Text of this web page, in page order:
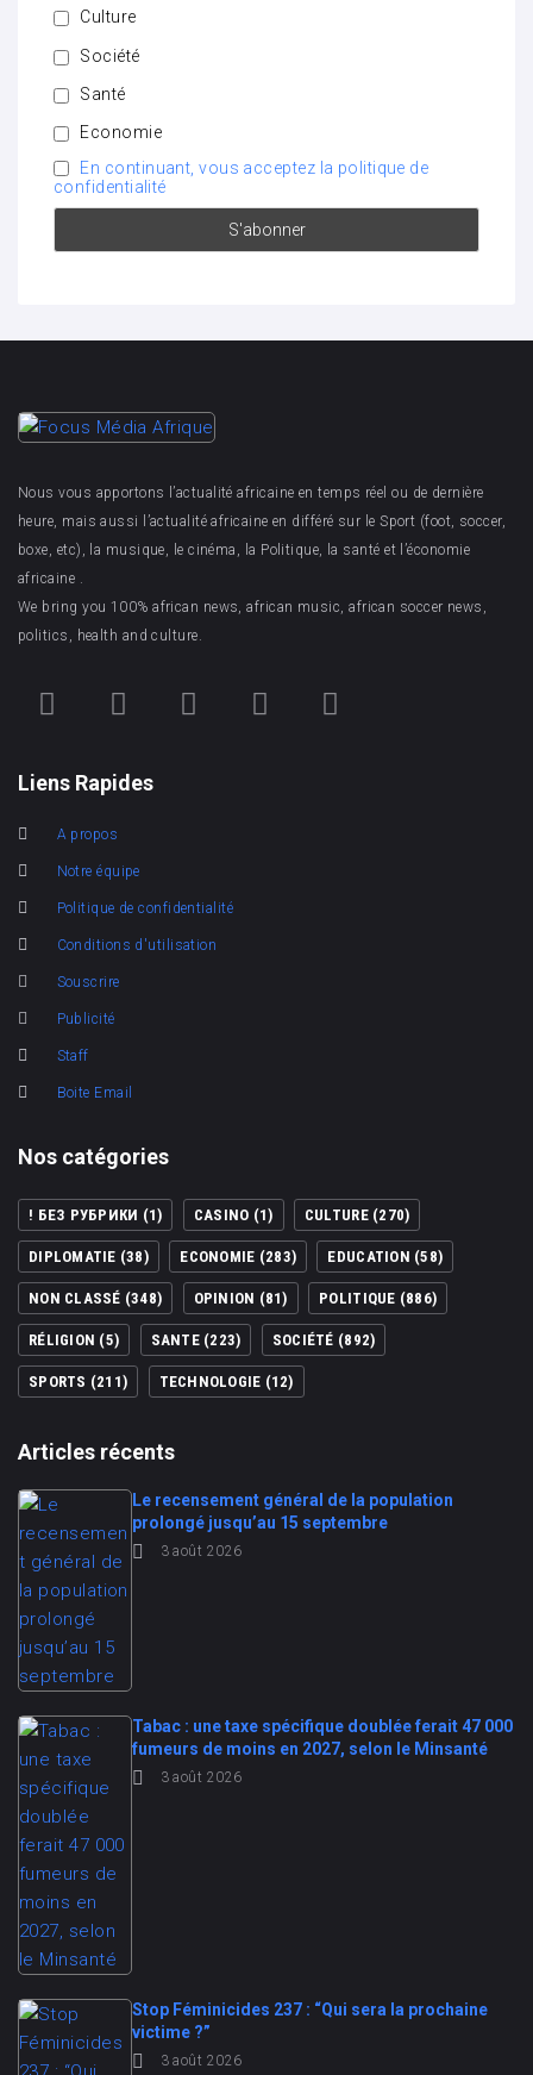
Culture
Société
Santé
Economie
En continuant, vous acceptez la politique de
confidentialité
Nous vous apportons l’actualité africaine en temps réel ou de dernière
heure, mais aussi l’actualité africaine en différé sur le Sport (foot, soccer,
boxe, etc), la musique, le cinéma, la Politique, la santé et l’économie
africaine .
We bring you 100% african news, african music, african soccer news,
politics, health and culture.
Liens Rapides
A propos
Notre équipe
Politique de confidentialité
Conditions d'utilisation
Souscrire
Publicité
Staff
Boite Email
Nos catégories
! БЕЗ РУБРИКИ (1) CASINO (1) CULTURE(270)
DIPLOMATIE (38) ECONOMIE (283) EDUCATION (58)
NON CLASSÉ (348) OPINION (81) POLITIQUE (886)
RÉLIGION (5) SANTE(223) SOCIÉTÉ (892)
SPORTS (211) TECHNOLOGIE (12)
Articles récents
Le recensement général de la population
prolongé jusqu’au 15 septembre
3 août 2026
Tabac : une taxe spécifique doublée ferait 47 000
fumeurs de moins en 2027, selon le Minsanté
3 août 2026
Stop Féminicides 237 : “Qui sera la prochaine
victime ?”
3 août 2026